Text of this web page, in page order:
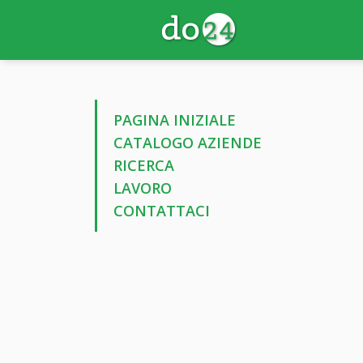
PAGINA INIZIALE
CATALOGO AZIENDE
RICERCA
LAVORO
CONTATTACI